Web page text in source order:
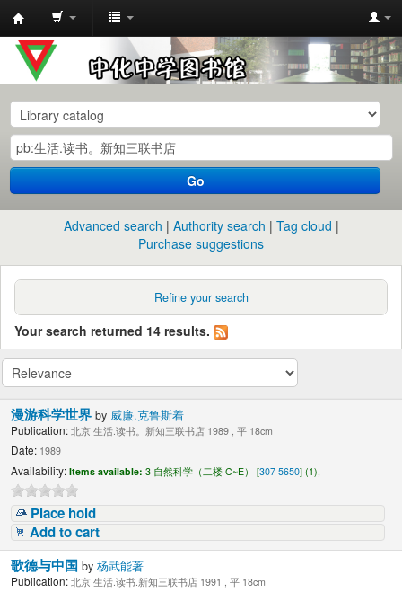
中
化
中
学
图
书
馆
目
Go
Advanced search Authority search
Tag cloud
Purchase suggestions
Refine your search
Your search returned 14 results.
漫游科学世界by 威廉.克鲁斯着
Publication: 北京 生活.读书。新知三联书店 1989 , 平 18cm
Date: 1989
Availability: Items available: 3 自然科学（二楼 C~E） [307 5650] (1),
Place hold
Add to cart
歌德与中国by杨武能著
Publication: 北京 生活.读书.新知三联书店 1991 , 平 18cm